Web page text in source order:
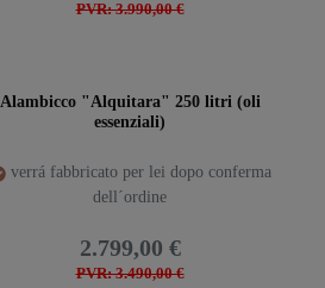
PVR: 3.990,00 €
Alambicco "Alquitara" 250 litri (oli
essenziali)
verrá fabbricato per lei dopo conferma
dell´ordine
PVR: 3.490,00 €
2.799,00 €